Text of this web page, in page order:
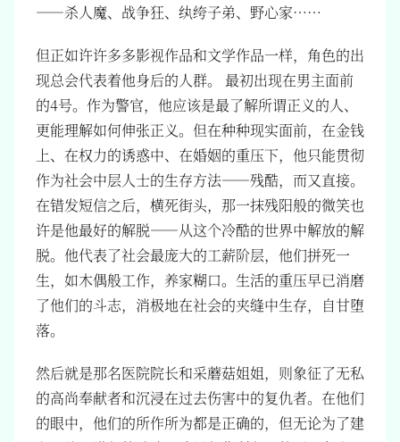
——杀人魔、战争狂、纨绔子弟、野心家……
但正如许许多多影视作品和文学作品一样，角色的出
现总会代表着他身后的人群。 最初出现在男主面前
的4号。作为警官，他应该是最了解所谓正义的人、
更能理解如何伸张正义。但在种种现实面前，在金钱
上、在权力的诱惑中、在婚姻的重压下，他只能贯彻
作为社会中层人士的生存方法——残酷，而又直接。
在错发短信之后，横死街头，那一抹残阳般的微笑也
许是他最好的解脱——从这个冷酷的世界中解放的解
脱。他代表了社会最庞大的工薪阶层，他们拼死一
生，如木偶般工作，养家糊口。生活的重压早已消磨
了他们的斗志，消极地在社会的夹缝中生存，自甘堕
落。
然后就是那名医院院长和采蘑菇姐姐，则象征了无私
的高尚奉献者和沉浸在过去伤害中的复仇者。在他们
的眼中，他们的所作所为都是正确的，但无论为了建